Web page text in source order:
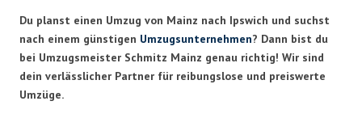
Du planst einen Umzug von Mainz nach Ipswich und suchst
nach einem günstigen Umzugsunternehmen? Dann bist du
bei Umzugsmeister Schmitz Mainz genau richtig! Wir sind
dein verlässlicher Partner für reibungslose und preiswerte
Umzüge.